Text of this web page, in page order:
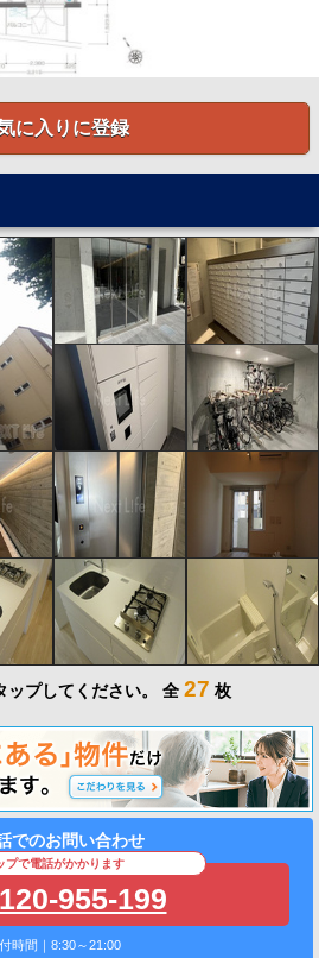
に入りに登録
プしてください。 全 27 枚
でのお問い合わせ
プで電話がかかります
955-199
時間｜8:30～21:00